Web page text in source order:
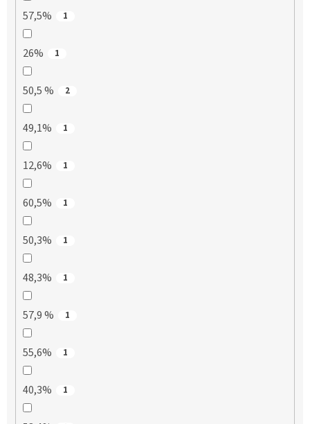
57,5% 1
26% 1
50,5 % 2
49,1% 1
12,6% 1
60,5% 1
50,3% 1
48,3% 1
57,9 % 1
55,6% 1
40,3% 1